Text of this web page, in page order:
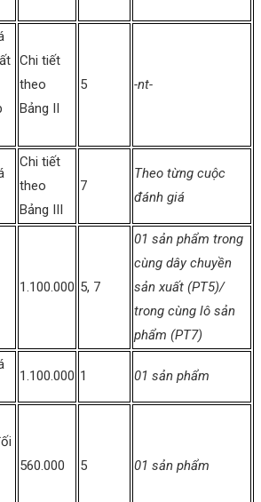
Chi tiết
theo
Bảng II
5 -nt-
Chi tiết
theo
Bảng III
7
Theo từng cuộc
đánh giá
1.100.000 5, 7
01 sản phẩm trong
cùng dây chuyền
sản xuất (PT5)/
trong cùng lô sản
phẩm (PT7)
1.100.000 1 01 sản phẩm
560.000 5 01 sản phẩm